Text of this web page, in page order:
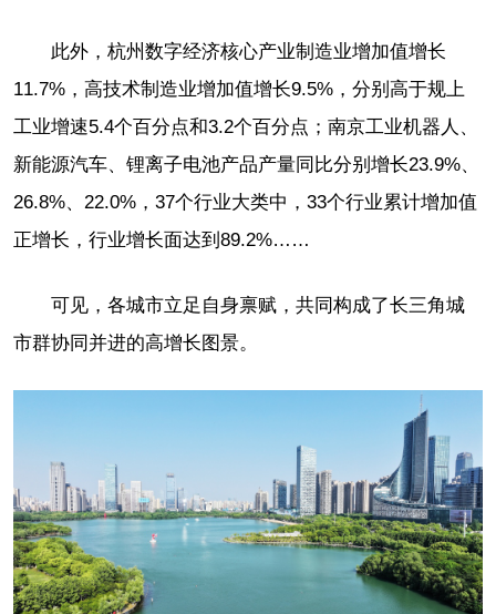
此外，杭州数字经济核心产业制造业增加值增长
11.7%，高技术制造业增加值增长9.5%，分别高于规上
工业增速5.4个百分点和3.2个百分点；南京工业机器人、
新能源汽车、锂离子电池产品产量同比分别增长23.9%、
26.8%、22.0%，37个行业大类中，33个行业累计增加值
正增长，行业增长面达到89.2%……
可见，各城市立足自身禀赋，共同构成了长三角城
市群协同并进的高增长图景。